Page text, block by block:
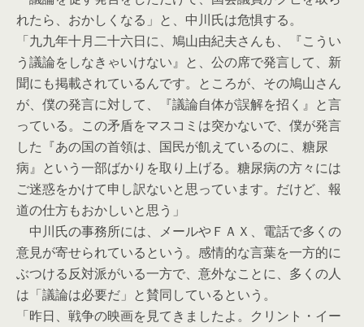
れたら、おかしくなる」と、中川氏は危惧する。
「九九年十月二十六日に、鳩山由紀夫さんも、『こうい
う議論をしなきゃいけない』と、公の席で発言して、新
聞にも掲載されているんです。ところが、その鳩山さん
が、僕の発言に対して、『議論自体が誤解を招く』と言
っている。この矛盾をマスコミは突かないで、僕が発言
した『あの国の首領は、国民が飢えているのに、糖尿
病』という一部ばかりを取り上げる。糖尿病の方々には
ご迷惑をかけて申し訳ないと思っています。だけど、報
道の仕方もおかしいと思う」
中川氏の事務所には、メールやＦＡＸ、電話で多くの
意見が寄せられているという。感情的な言葉を一方的に
ぶつける反対派がいる一方で、意外なことに、多くの人
は「議論は必要だ」と賛同しているという。
「昨日、戦争の映画を見てきましたよ。クリント・イー